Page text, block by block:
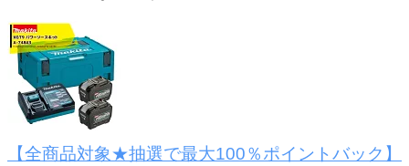
【全商品対象★抽選で最大100％ポイントバック】